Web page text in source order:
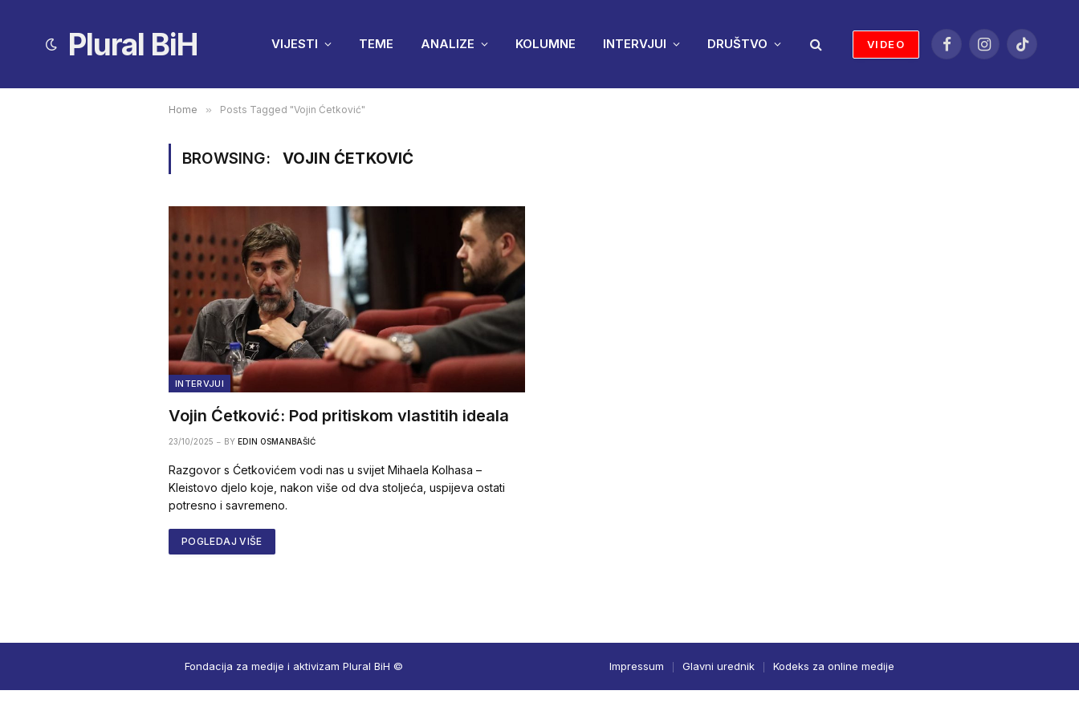
Plural BiH VIJESTI TEME ANALIZE KOLUMNE INTERVJUI DRUŠTVO VIDEO
FacebookInstagramTikTok
Home » Posts Tagged "Vojin Ćetković"
BROWSING: VOJIN ĆETKOVIĆ
INTERVJUI
Vojin Ćetković: Pod pritiskom vlastitih ideala
23/10/2025 BY EDIN OSMANBAŠIĆ
Razgovor s Ćetkovićem vodi nas u svijet Mihaela Kolhasa –
Kleistovo djelo koje, nakon više od dva stoljeća, uspijeva ostati
potresno i savremeno.
POGLEDAJ VIŠE
Fondacija za medije i aktivizam Plural BiH © Impressum Glavni urednik Kodeks za online medije